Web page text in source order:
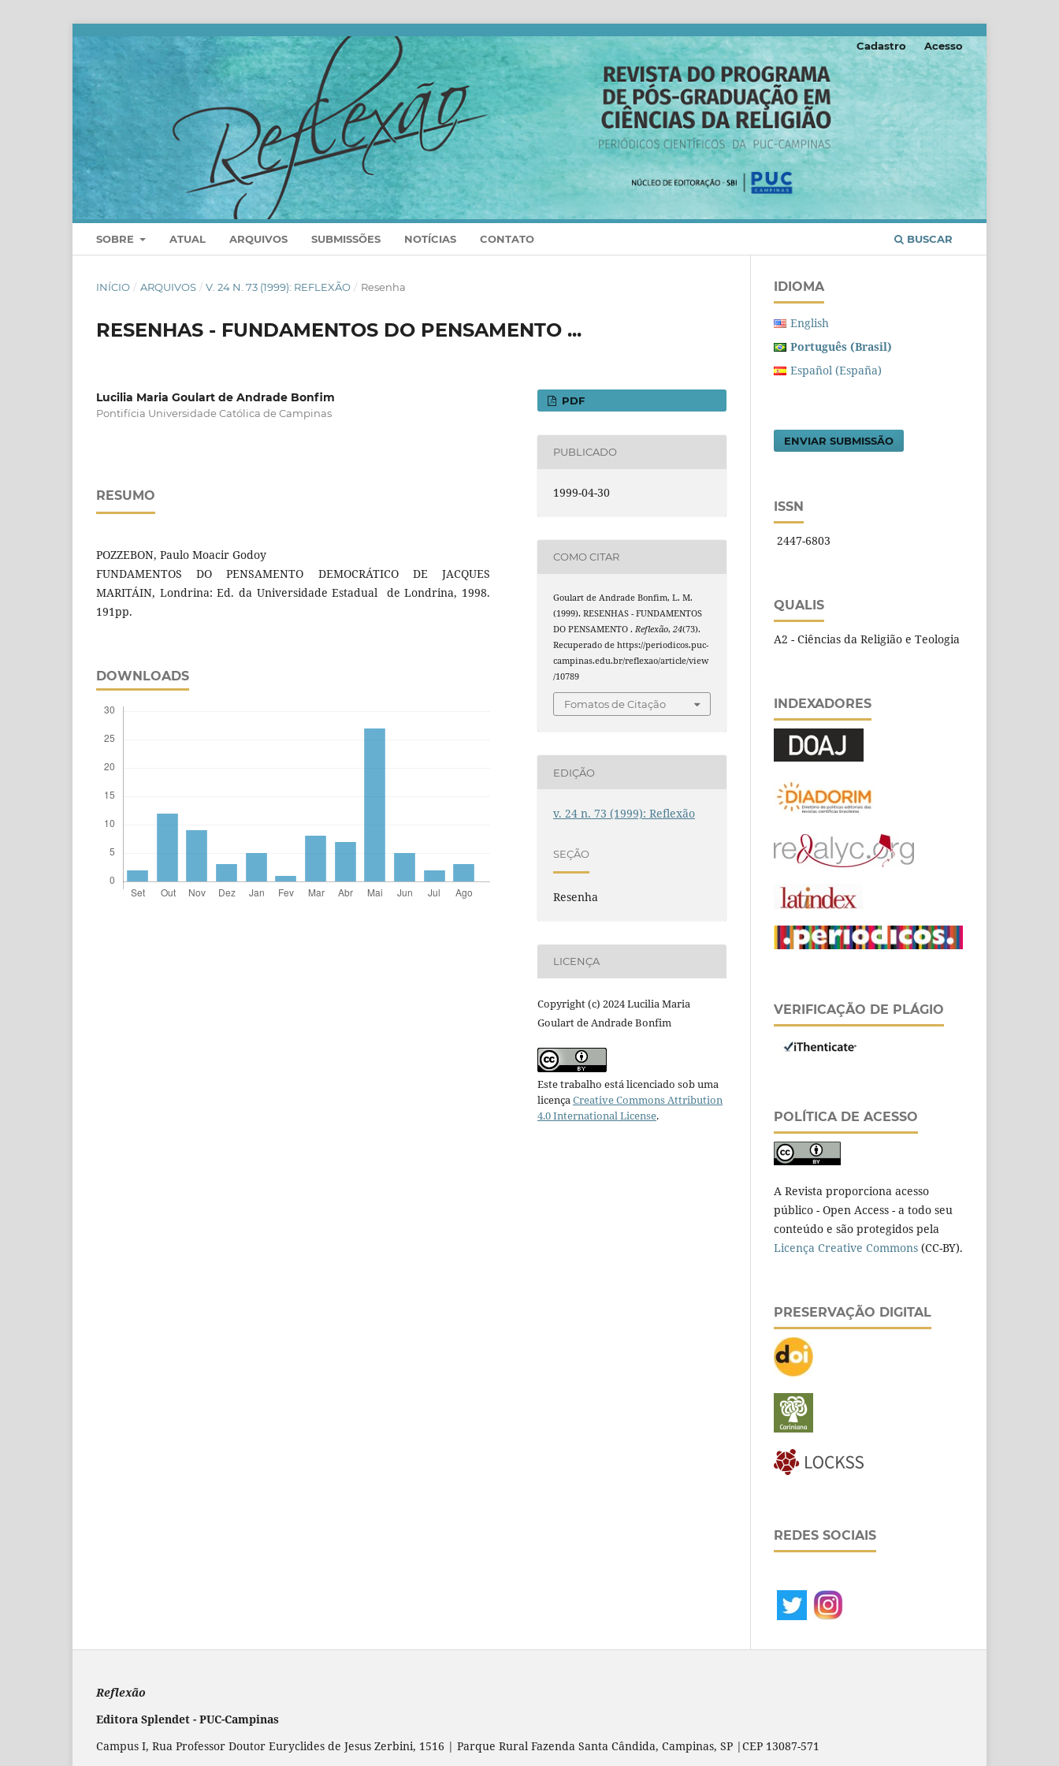
SOBRE ATUAL ARQUIVOS SUBMISSÕES NOTÍCIAS CONTATO BUSCAR
Cadastro Acesso
INÍCIO / ARQUIVOS / V. 24 N. 73 (1999): REFLEXÃO / Resenha
RESENHAS - FUNDAMENTOS DO PENSAMENTO ...
Lucilia Maria Goulart de Andrade Bonfim
Pontifícia Universidade Católica de Campinas
RESUMO
POZZEBON, Paulo Moacir Godoy
FUNDAMENTOS DO PENSAMENTO DEMOCRÁTICO DE JACQUES
MARITÁIN, Londrina: Ed. da Universidade Estadual de Londrina, 1998.
191pp.
DOWNLOADS
PDF
PUBLICADO
1999-04-30
COMO CITAR
Goulart de Andrade Bonfim, L. M.
(1999). RESENHAS - FUNDAMENTOS
DO PENSAMENTO .Reflexão,24(73).
Recuperado de https://periodicos.puc-
campinas.edu.br/reflexao/article/view
/10789
Fomatos de Citação
EDIÇÃO
v. 24 n. 73 (1999): Reflexão
SEÇÃO
Resenha
LICENÇA
Copyright (c) 2024 Lucilia Maria
Goulart de Andrade Bonfim
Este trabalho está licenciado sob uma
licença Creative Commons Attribution
4.0 International License.
IDIOMA
English
Português (Brasil)
Español (España)
ENVIAR SUBMISSÃO
ISSN
2447-6803
QUALIS
A2 - Ciências da Religião e Teologia
INDEXADORES
VERIFICAÇÃO DE PLÁGIO
POLÍTICA DE ACESSO
A Revista proporciona acesso
público - Open Access - a todo seu
conteúdo e são protegidos pela
Licença Creative Commons (CC-BY).
PRESERVAÇÃO DIGITAL
REDES SOCIAIS
Reflexão
Editora Splendet - PUC-Campinas
Campus I, Rua Professor Doutor Euryclides de Jesus Zerbini, 1516 | Parque Rural Fazenda Santa Cândida, Campinas, SP |CEP 13087-571